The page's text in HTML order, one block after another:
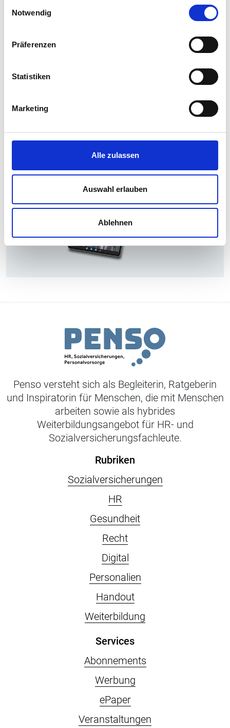
Notwendig
Präferenzen
Statistiken
Marketing
Alle zulassen
Auswahl erlauben
Ablehnen
Inhalte.
Falls nicht, bestellen Sie Ihr Abo und
erhalten Sie Zugang zu allen Artikeln
auf der Webplattform, aktuelle
Informationen via Newsletter sowie
jährlich 6 gedruckte Zeitschriften.
MEHR ERFAHREN
Penso versteht sich als Begleiterin, Ratgeberin
und Inspiratorin für Menschen, die mit Menschen
arbeiten sowie als hybrides
Weiterbildungsangebot für HR- und
Sozialversicherungsfachleute.
Rubriken
Sozialversicherungen
HR
Gesundheit
Recht
Digital
Personalien
Handout
Weiterbildung
Services
Abonnements
Werbung
ePaper
Veranstaltungen